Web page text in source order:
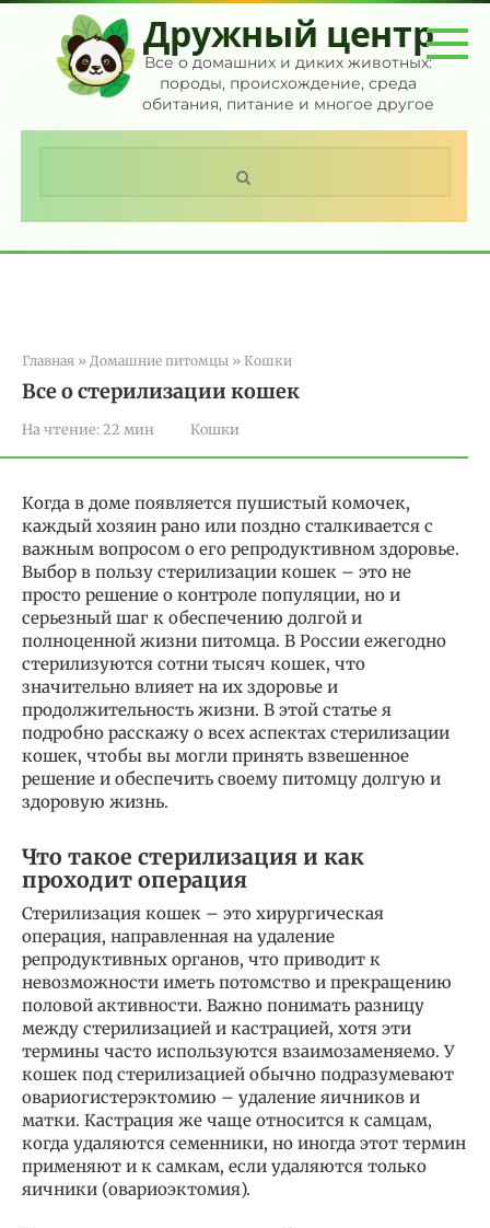
Перейти
контенту
Дружный центр
Все о домашних и диких животных:
породы, происхождение, среда
обитания, питание и многое другое
Главная » Домашние питомцы » Кошки
Все о стерилизации кошек
На чтение:22 мин Кошки
Когда в доме появляется пушистый комочек,
каждый хозяин рано или поздно сталкивается с
важным вопросом о его репродуктивном здоровье.
Выбор в пользу стерилизации кошек – это не
просто решение о контроле популяции, но и
серьезный шаг к обеспечению долгой и
полноценной жизни питомца. В России ежегодно
стерилизуются сотни тысяч кошек, что
значительно влияет на их здоровье и
продолжительность жизни. В этой статье я
подробно расскажу о всех аспектах стерилизации
кошек, чтобы вы могли принять взвешенное
решение и обеспечить своему питомцу долгую и
здоровую жизнь.
Что такое стерилизация и как
проходит операция
Стерилизация кошек – это хирургическая
операция, направленная на удаление
репродуктивных органов, что приводит к
невозможности иметь потомство и прекращению
половой активности. Важно понимать разницу
между стерилизацией и кастрацией, хотя эти
термины часто используются взаимозаменяемо. У
кошек под стерилизацией обычно подразумевают
овариогистерэктомию – удаление яичников и
матки. Кастрация же чаще относится к самцам,
когда удаляются семенники, но иногда этот термин
применяют и к самкам, если удаляются только
яичники (овариоэктомия).